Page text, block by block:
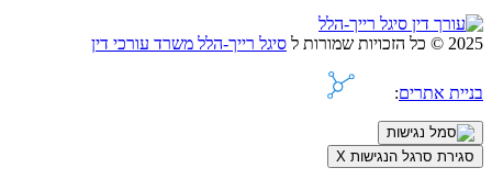
2025 © כל הזכויות שמורות ל סיגל רייך-הלל משרד עורכי דין
בניית אתרים:
סגירת סרגל הנגישות X